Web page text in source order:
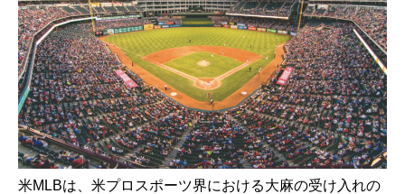
米MLBは、米プロスポーツ界における大麻の受け入れの